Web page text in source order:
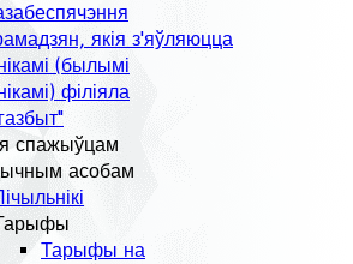
якія з'яўляюцца
(былымі
філіяла
спажыўцам
асобам
Тарыфы на